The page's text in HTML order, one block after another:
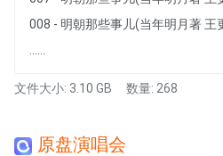
文件大小: 3.10 GB 数量: 268
原盘演唱会